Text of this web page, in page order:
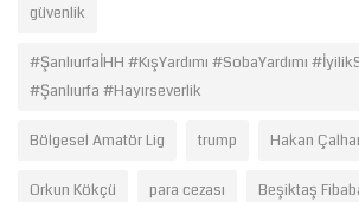
güvenlik
#ŞanlıurfaİHH #KışYardımı #SobaYardımı
#Şanlıurfa #Hayırseverlik
Bölgesel Amatör Lig trump Hakan
Orkun Kökçü para cezası Beşiktaş